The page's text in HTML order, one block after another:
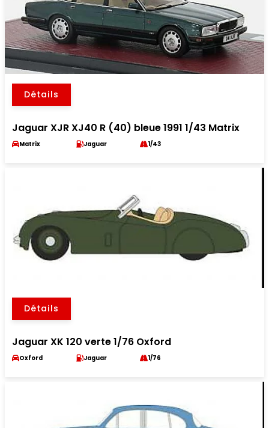
Détails
Jaguar XJR XJ40 R (40) bleue 1991 1/43 Matrix
Matrix Jaguar 1/43
Détails
Jaguar XK 120 verte 1/76 Oxford
Oxford Jaguar 1/76